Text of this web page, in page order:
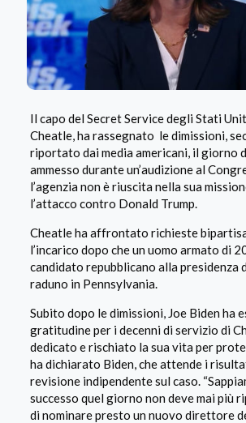
Il capo del Secret Service degli Stati
Cheatle, ha rassegnato le dimissioni,
riportato dai media americani, il giorno
ammesso durante un’audizione al
l’agenzia non è riuscita nella sua
l’attacco contro Donald Trump.
Cheatle ha affrontato richieste
l’incarico dopo che un uomo armato di
candidato repubblicano alla presidenza
raduno in Pennsylvania.
Subito dopo le dimissioni, Joe Biden ha
gratitudine per i decenni di servizio di
dedicato e rischiato la sua vita per
ha dichiarato Biden, che attende i
revisione indipendente sul caso.
successo quel giorno non deve mai più
di nominare presto un nuovo direttore